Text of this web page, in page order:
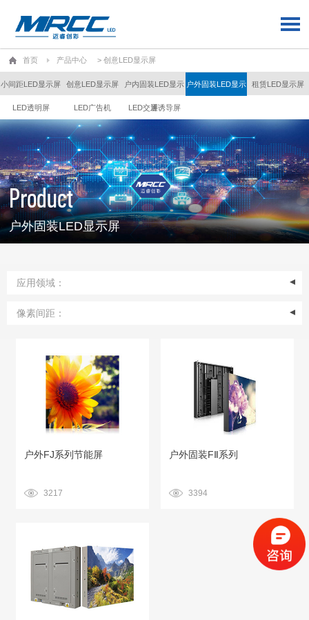
首页 产品中心 > 创意LED显示屏
小间距LED显示屏 创意LED显示屏 户内固装LED显示
屏
户外固装LED显示 租赁LED显示屏
LED透明屏 LED广告机 LED交通诱导屏
Product
户外固装LED显示屏
应用领域：
像素间距：
户外FJ系列节能屏
3217
户外固装FⅡ系列
3394